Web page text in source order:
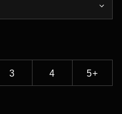
3 4 5+